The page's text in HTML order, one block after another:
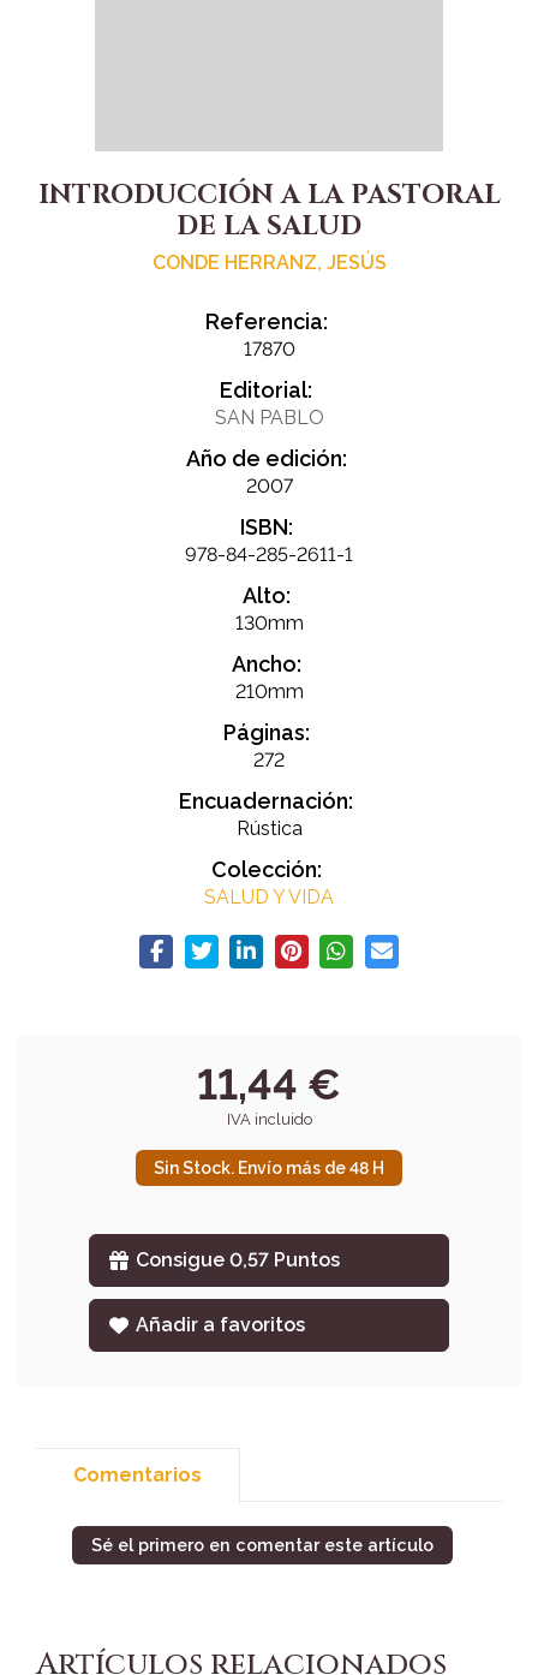
INTRODUCCIÓN A LA PASTORAL
DE LA SALUD
CONDE HERRANZ, JESÚS
Referencia:
17870
Editorial:
SAN PABLO
Año de edición:
2007
ISBN:
978-84-285-2611-1
Alto:
130mm
Ancho:
210mm
Páginas:
272
Encuadernación:
Rústica
Colección:
SALUD Y VIDA
11,44 €
IVA incluido
Sin Stock. Envío más de 48 H
Consigue 0,57 Puntos
Añadir a favoritos
Comentarios
Sé el primero en comentar este artículo
Artículos relacionados